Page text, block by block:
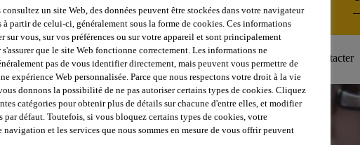
Centre de ressources Trouver un distributeur Nous contacter
un site Web, des données peuvent être stockées dans votre navigateur
à partir de celui-ci, généralement sous la forme de cookies. Ces informations
sur vous, sur vos préférences ou sur votre appareil et sont principalement
que le site Web fonctionne correctement. Les informations ne
pas de vous identifier directement, mais peuvent vous permettre de
expérience Web personnalisée. Parce que nous respectons votre droit à la vie
donnons la possibilité de ne pas autoriser certains types de cookies. Cliquez
catégories pour obtenir plus de détails sur chacune d'entre elles, et modifier
par défaut. Toutefois, si vous bloquez certains types de cookies, votre
navigation et les services que nous sommes en mesure de vous offrir peuvent